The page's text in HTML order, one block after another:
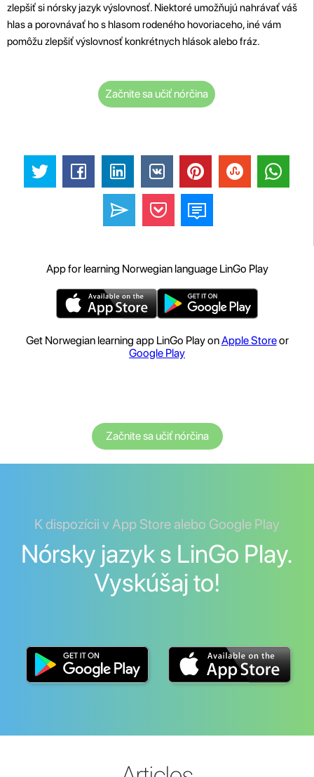
zlepšiť si nórsky jazyk výslovnosť. Niektoré umožňujú nahrávať váš
hlas a porovnávať ho s hlasom rodeného hovoriaceho, iné vám
pomôžu zlepšiť výslovnosť konkrétnych hlások alebo fráz.
Začnite sa učiť nórčina
App for learning Norwegian language LinGo Play
Get Norwegian learning app LinGo Play onApple Storeor
Google Play
Začnite sa učiť nórčina
K dispozícii v App Store alebo Google Play
Nórsky jazyk s LinGo Play.
Vyskúšaj to!